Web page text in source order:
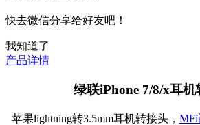
快去微信分享给好友吧！
我知道了
产品详情
绿联iPhone 7/8/x耳机
苹果lightning转3.5mm耳机转接头， MFi